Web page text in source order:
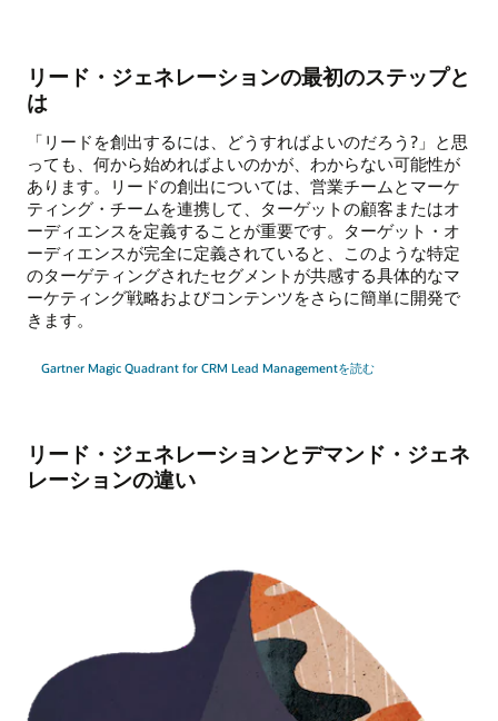
リード・ジェネレーションの最初のステップと
は
「リードを創出するには、どうすればよいのだろう?」と思
っても、何から始めればよいのかが、わからない可能性が
あります。リードの創出については、営業チームとマーケ
ティング・チームを連携して、ターゲットの顧客またはオ
ーディエンスを定義することが重要です。ターゲット・オ
ーディエンスが完全に定義されていると、このような特定
のターゲティングされたセグメントが共感する具体的なマ
ーケティング戦略およびコンテンツをさらに簡単に開発で
きます。
Gartner Magic Quadrant for CRM Lead Managementを読む
リード・ジェネレーションとデマンド・ジェネ
レーションの違い